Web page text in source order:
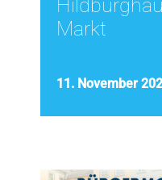
Markt
11. November